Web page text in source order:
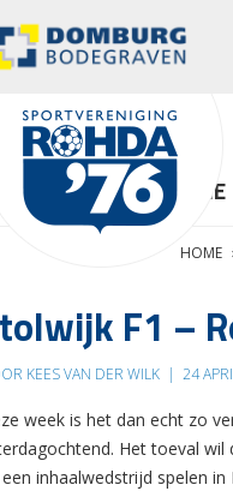
HOME
HOME
F1 –
KEES VAN DER WILK | 24
week is het dan echt zo
Het toeval
een inhaalwedstrijd spelen